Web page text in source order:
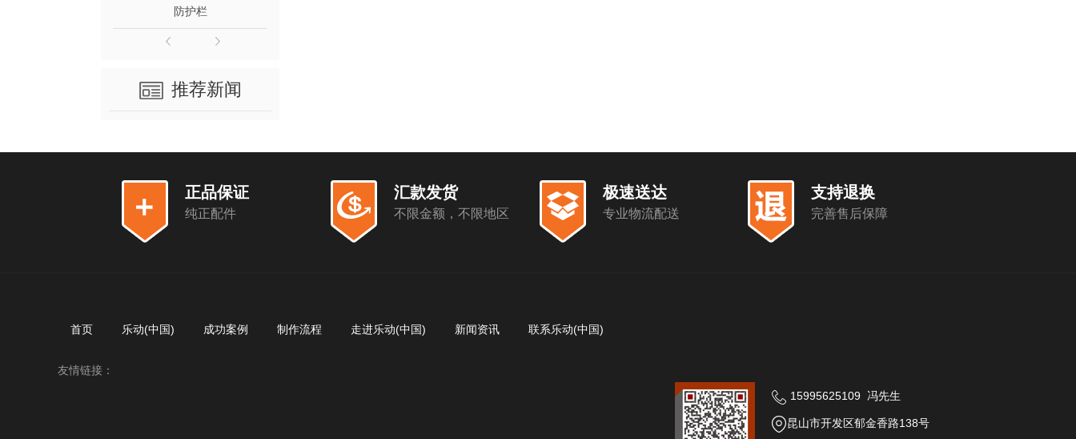
防护栏
推荐新闻
正品保证
纯正配件
汇款发货
不限金额，不限地区
极速送达
专业物流配送
支持退换
完善售后保障
首页 乐动(中国) 成功案例 制作流程 走进乐动(中国) 新闻资讯 联系乐动(中国)
友情链接：
15995625109 冯先生
昆山市开发区郁金香路138号